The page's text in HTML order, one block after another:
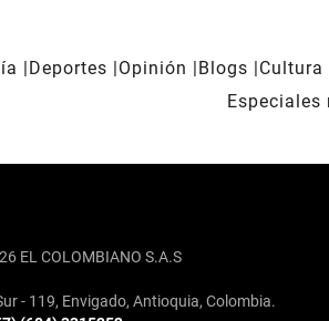
Deportes Opinión Blogs Cultura
EL COLOMBIANO S.A.S
- 119, Envigado, Antioquia, Colombia.